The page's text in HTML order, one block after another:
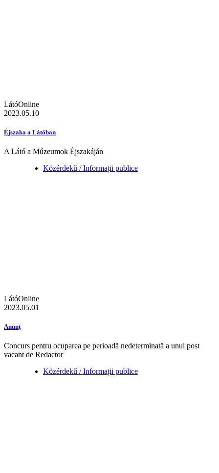
LátóOnline
2023.05.10
Éjszaka a Látóban
A Látó a Múzeumok Éjszakáján
Közérdekű / Informații publice
LátóOnline
2023.05.01
Anunţ
Concurs pentru ocuparea pe perioadă nedeterminată a unui post
vacant de Redactor
Közérdekű / Informații publice